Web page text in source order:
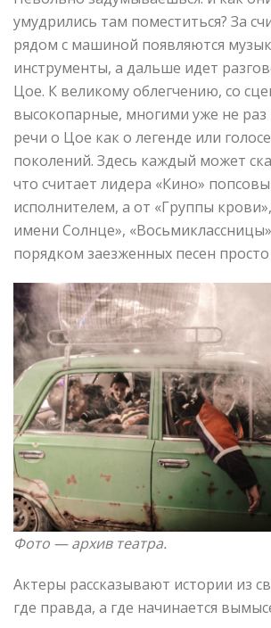
умудрились там поместиться? За
рядом с машиной появляются
инструменты, а дальше идет
Цое. К великому облегчению, со
высокопарные, многими уже не раз
речи о Цое как о легенде или
поколений. Здесь каждый может
что считает лидера «Кино»
исполнителем, а от «Группы
имени Солнце»,
порядком заезженных песен
Фото —архив театра.
Актеры рассказывают истории из
где правда, а где начинается